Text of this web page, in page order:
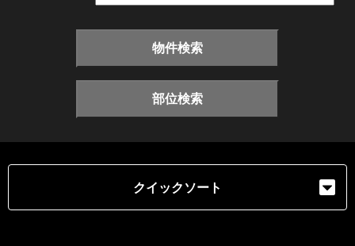
物件検索
部位検索
クイックソート